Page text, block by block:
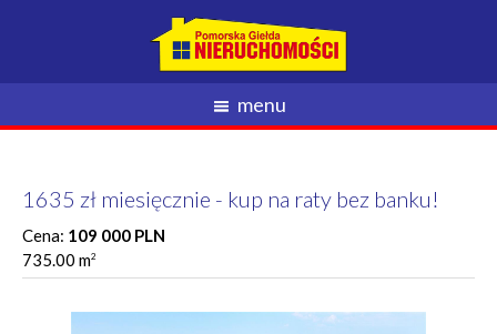
menu
1635 zł miesięcznie - kup na raty bez banku!
Cena: 109 000 PLN
735.00 m2